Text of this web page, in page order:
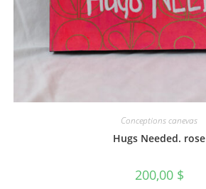
Conceptions canevas
Hugs Needed. rose
200,00 $